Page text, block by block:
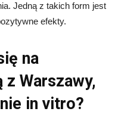
Jedną z takich form jest
efekty.
na
Warszawy,
in vitro?